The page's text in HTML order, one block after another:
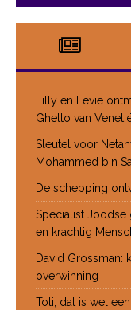
Lilly en Levie
Ghetto van
Sleutel voor
Mohammed bin
De schepping
Specialist Joodse
en krachtig
David Grossman:
overwinning
Toli, dat is wel